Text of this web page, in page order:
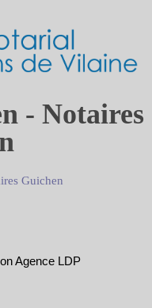
- Notaires
Guichen
Agence LDP